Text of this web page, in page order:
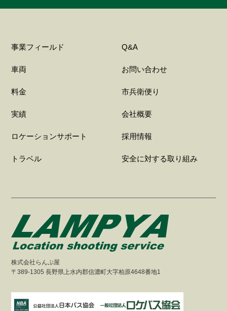
事業フィールド
車両
料金
実績
ロケーションサポート
トラベル
Q&A
お問い合わせ
市兵衛便り
会社概要
採用情報
安全に対する取り組み
株式会社らんぷ屋
〒389-1305 長野県上水内郡信濃町大字柏原4648番地1